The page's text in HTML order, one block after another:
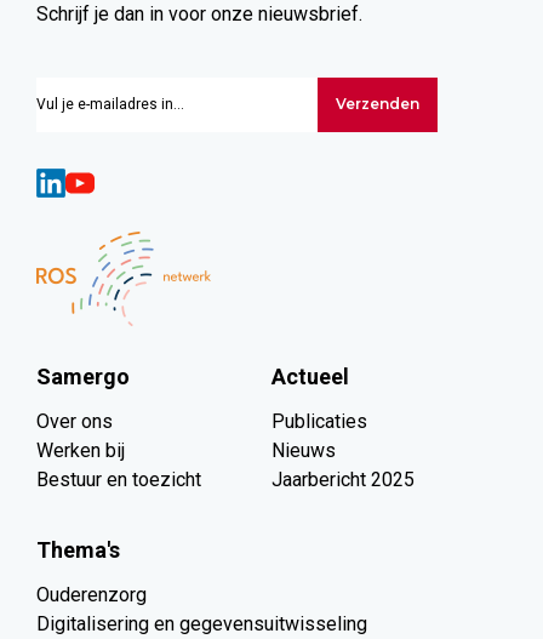
Samergo
Over ons
Werken bij
Bestuur en toezicht
Actueel
Publicaties
Nieuws
Jaarbericht 2025
Thema's
Ouderenzorg
Digitalisering en gegevensuitwisseling
Schrijf je dan in voor onze nieuwsbrief.
Verzenden